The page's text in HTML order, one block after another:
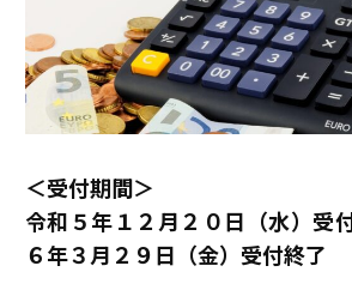
＜受付期間＞
令和５年１２月２０日（水）
６年３月２９日（金）受付終了